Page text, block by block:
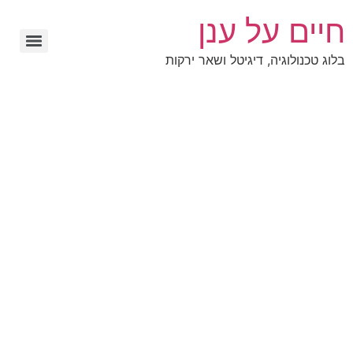
חיים על ענן
בלוג טכנולוגיה, דיגיטל ושאר ירקות